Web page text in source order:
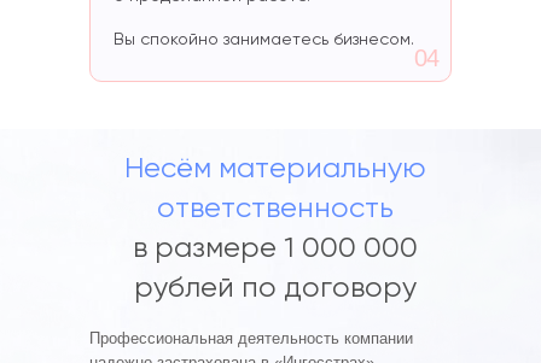
Вы спокойно занимаетесь бизнесом.
04
Профессиональная деятельность компании
Несём материальную
ответственность
в размере 1 000 000
рублей по договору